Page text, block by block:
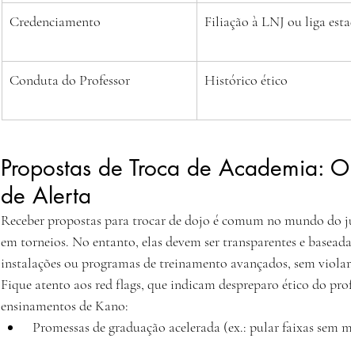
Credenciamento Filiação à LNJ ou liga
Conduta do Professor Histórico ético
Propostas de Troca de Academia:
de Alerta
Receber propostas para trocar de dojo é comum no mundo do
em torneios. No entanto, elas devem ser transparentes e
instalações ou programas de treinamento avançados, sem
Fique atento aos red flags, que indicam despreparo ético do
ensinamentos de Kano: